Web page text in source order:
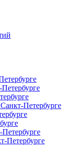
Петербурге
Петербурге